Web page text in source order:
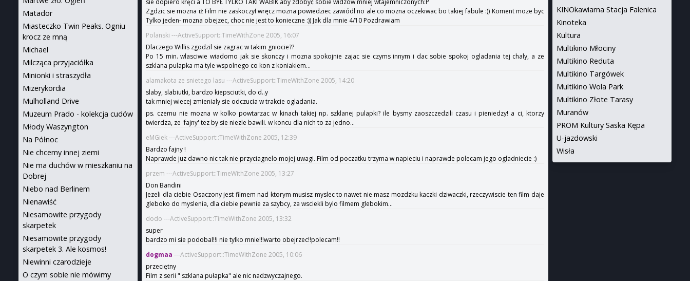
sie dopiero kręci a TO BYŁ TYLKO TAKI WABIK aby zdobyć sobie widzów mniej wtajemniczonych:P
Zgdzic sie mozna iż Film nie zaskoczył wręcz mozna powiedziec zawiódl no ale co mozna oczekiwac bo takiej fabule :)) Koment moze byc
Tylko jeden- mozna obejzec, choc nie jest to konieczne :)) Jak dla mnie 4/10 Pozdrawiam
Polanski ---ActiveSupport::TimeWithZone 2005, 16:07
Dlaczego Willis zgodzil sie zagrac w takim gniocie??
Po 15 min. wlasciwie wiadomo jak sie skonczy i mozna spokojnie zajac sie czyms innym i dac sobie spokoj ogladania tej chaly, a ze
szklana pulapka ma tyle wspolnego co kon z koniakiem...
alamakota ze snietego lasu ---ActiveSupport::TimeWithZone 2005, 14:20
slaby, slabiutki, bardzo kiepsciutki, do d..y
tak mniej wiecej zmienialy sie odczucia w trakcie ogladania.
ps. czemu nie mozna w kolko powtarzac w kinach takiej np. szklanej pulapki? ile bysmy zaoszczedzili czasu i pieniedzy! a ci, ktorzy
twierdza, ze 'fajny' tez by sie niezle bawili. w koncu dla nich to za jedno...
eMGiek ---ActiveSupport::TimeWithZone 2005, 12:39
Bardzo fajny !
Naprawde juz dawno nic tak nie przyciagnelo mojej uwagi. Film od poczatku trzyma w napieciu i naprawde polecam jego ogladniecie :)
przem ---ActiveSupport::TimeWithZone 2005, 13:27
Don Bandini
Jezeli dla ciebie Osaczony jest filmem nad ktorym musisz myslec to nawet nie masz mozdzku kaczki dziwaczki, rzeczywiscie ten film daje
gleboko do myslenia, dla ciebie pewnie za szybcy, za wsciekli bylo filmem glebokim...
dodo ---ActiveSupport::TimeWithZone 2005, 13:32
super
bardzo mi sie podobal!!i nie tylko mnie!!!warto obejrzec!!polecam!!
dogmaa ---ActiveSupport::TimeWithZone 2005, 10:06
przeciętny
Film z serii " szklana pułapka" ale nic nadzwyczajnego.
KINOkawiarna Stacja Falenica
Kinoteka
Kultura
Multikino Młociny
Multikino Reduta
Multikino Targówek
Multikino Wola Park
Multikino Złote Tarasy
Muranów
PROM Kultury Saska Kępa
U-jazdowski
Wisła
Matador
Miasteczko Twin Peaks. Ogniu
krocz ze mną
Michael
Milcząca przyjaciółka
Minionki i straszydła
Mizerykordia
Mulholland Drive
Muzeum Prado - kolekcja cudów
Młody Waszyngton
Na Północ
Nie chcemy innej ziemi
Nie ma duchów w mieszkaniu na
Dobrej
Niebo nad Berlinem
Nienawiść
Niesamowite przygody
skarpetek
Niesamowite przygody
skarpetek 3. Ale kosmos!
Niewinni czarodzieje
O czym sobie nie mówimy